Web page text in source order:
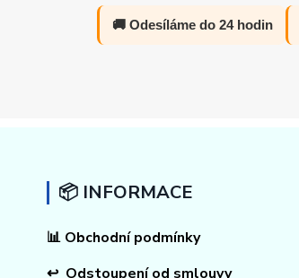
🚚 Odesíláme do 24 hodin
📦 INFORMACE
📊 Obchodní podmínky
↩ Odstoupení od smlouvy